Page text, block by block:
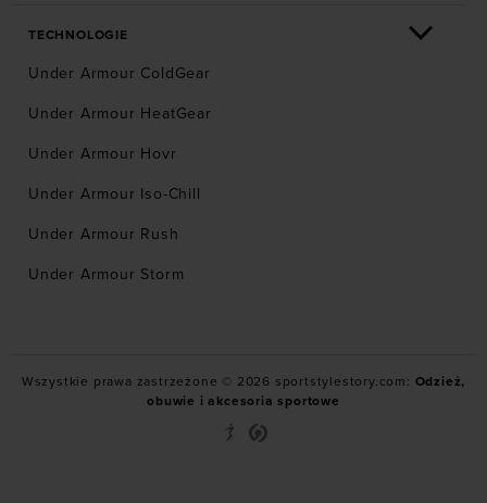
TECHNOLOGIE
Under Armour ColdGear
Under Armour HeatGear
Under Armour Hovr
Under Armour Iso-Chill
Under Armour Rush
Under Armour Storm
Wszystkie prawa zastrzeżone © 2026 sportstylestory.com: Odzież,
obuwie i akcesoria sportowe